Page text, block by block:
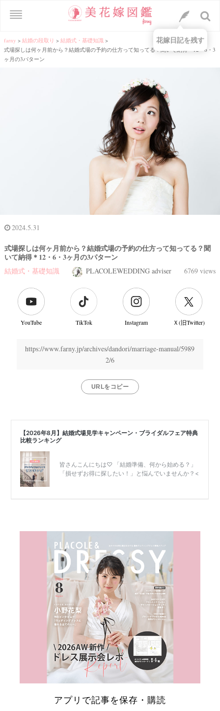
farny > 結婚の段取り > 結婚式・基礎知識 >
式場探しは何ヶ月前から？結婚式場の予約の仕方って知ってる？聞いて納得＊12・6・3
ヶ月の3パターン
2024.5.31
式場探しは何ヶ月前から？結婚式場の予約の仕方って知ってる？聞
いて納得＊12・6・3ヶ月の3パターン
結婚式・基礎知識 PLACOLEWEDDING adviser 6769 views
YouTube TikTok Instagram Ｘ(旧Twitter)
https://www.farny.jp/archives/dandori/marriage-manual/5989
2/6
URLをコピー
アプリで記事を保存・購読
花嫁日記を残す
婚
当